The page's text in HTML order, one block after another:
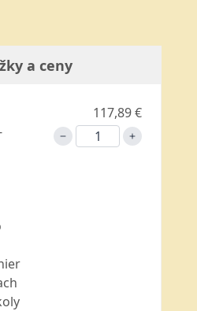
a ceny
117,89 €